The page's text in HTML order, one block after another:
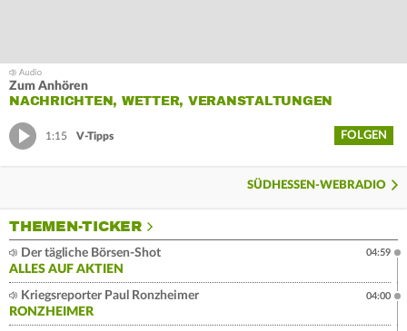
Zum Anhören
NACHRICHTEN, WETTER, VERANSTALTUNGEN
1:15 V-Tipps FOLGEN
SÜDHESSEN-WEBRADIO
THEMEN-TICKER
Der tägliche Börsen-Shot
ALLES AUF AKTIEN
04:59
Kriegsreporter Paul Ronzheimer
RONZHEIMER
04:00